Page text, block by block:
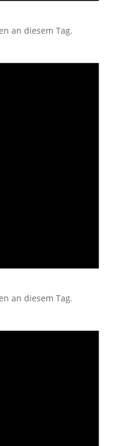
an diesem Tag.
an diesem Tag.